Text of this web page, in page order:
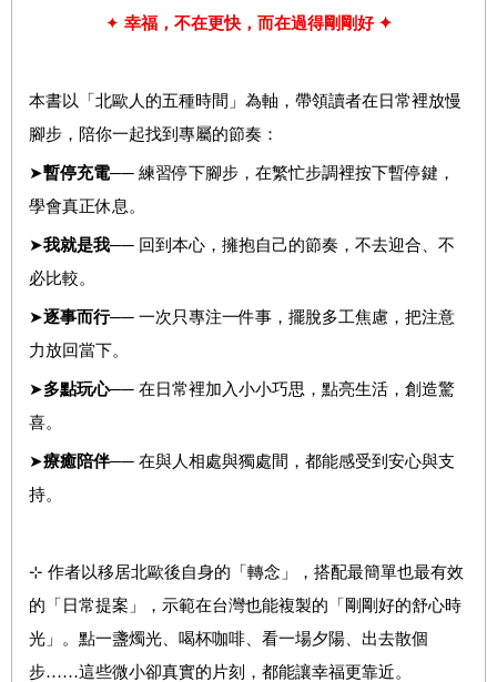
✦ 幸福，不在更快，而在過得剛剛好 ✦
本書以「北歐人的五種時間」為軸，帶領讀者在日常裡放慢
腳步，陪你一起找到專屬的節奏：
➤暫停充電── 練習停下腳步，在繁忙步調裡按下暫停鍵，
學會真正休息。
➤我就是我── 回到本心，擁抱自己的節奏，不去迎合、不
必比較。
➤逐事而行── 一次只專注一件事，擺脫多工焦慮，把注意
力放回當下。
➤多點玩心── 在日常裡加入小小巧思，點亮生活，創造驚
喜。
➤療癒陪伴── 在與人相處與獨處間，都能感受到安心與支
持。
⊹ 作者以移居北歐後自身的「轉念」，搭配最簡單也最有效
的「日常提案」，示範在台灣也能複製的「剛剛好的舒心時
光」。點一盞燭光、喝杯咖啡、看一場夕陽、出去散個
步……這些微小卻真實的片刻，都能讓幸福更靠近。